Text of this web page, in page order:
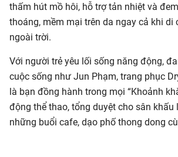
thấm hút mồ hôi, hỗ trợ tản nhiệt và
thoáng, mềm mại trên da ngay cả khi di
ngoài trời.
Với người trẻ yêu lối sống năng động,
cuộc sống như Jun Phạm, trang phục
là bạn đồng hành trong mọi “Khoảnh
động thể thao, tổng duyệt cho sân khấu
những buổi cafe, dạo phố thong dong